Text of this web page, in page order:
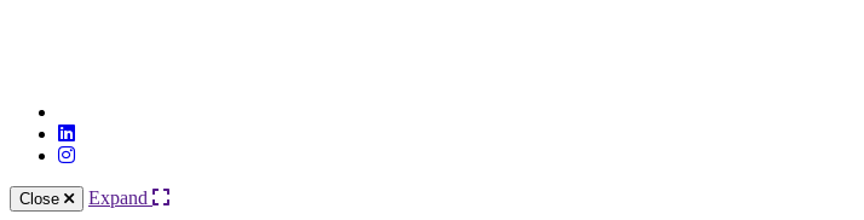
Close Expand